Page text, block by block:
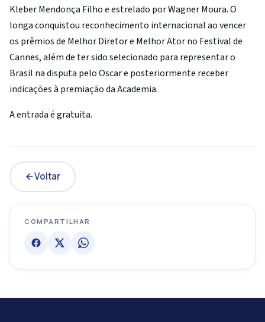
Kleber Mendonça Filho e estrelado por Wagner Moura. O
longa conquistou reconhecimento internacional ao vencer
os prêmios de Melhor Diretor e Melhor Ator no Festival de
Cannes, além de ter sido selecionado para representar o
Brasil na disputa pelo Oscar e posteriormente receber
indicações à premiação da Academia.
A entrada é gratuita.
Voltar
COMPARTILHAR